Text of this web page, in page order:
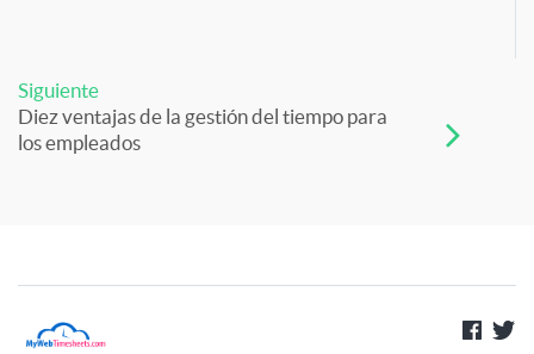
Siguiente
Diez ventajas de la gestión del tiempo para
los empleados